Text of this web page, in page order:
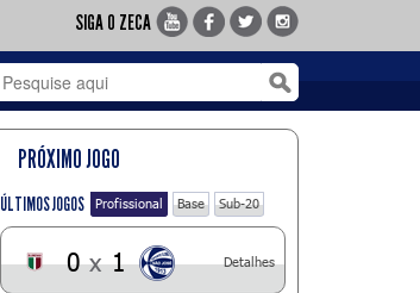
SIGA O ZECA
PRÓXIMO JOGO
ÚLTIMOS JOGOS Profissional Base Sub-20
0 x 1 Detalhes